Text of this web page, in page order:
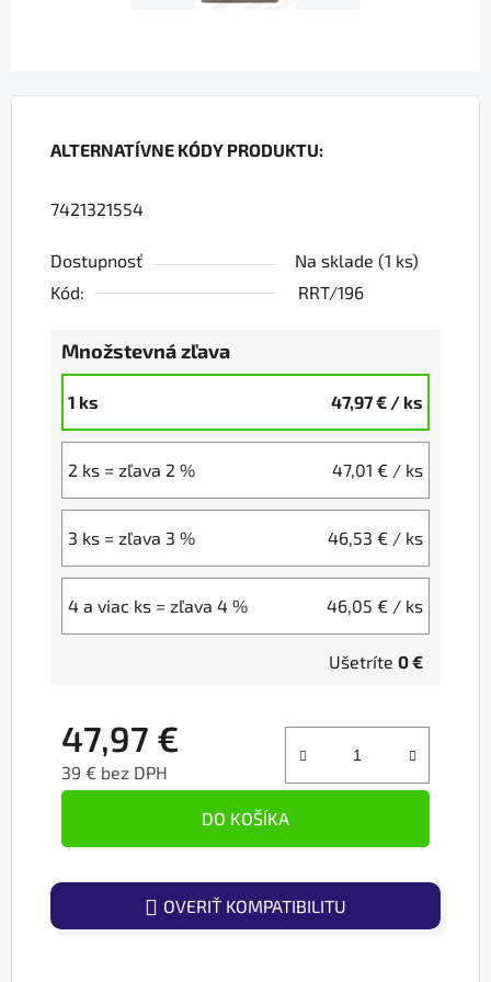
ALTERNATÍVNE KÓDY PRODUKTU:
7421321554
Dostupnosť Na sklade (1 ks)
Kód:
RRT/196
Množstevná zľava
1 ks 47,97 € / ks
2 ks = zľava 2 % 47,01 € / ks
3 ks = zľava 3 % 46,53 € / ks
4 a viac ks = zľava 4 % 46,05 € / ks
Ušetríte 0 €
47,97 €
39 € bez DPH
DO KOŠÍKA
OVERIŤ KOMPATIBILITU